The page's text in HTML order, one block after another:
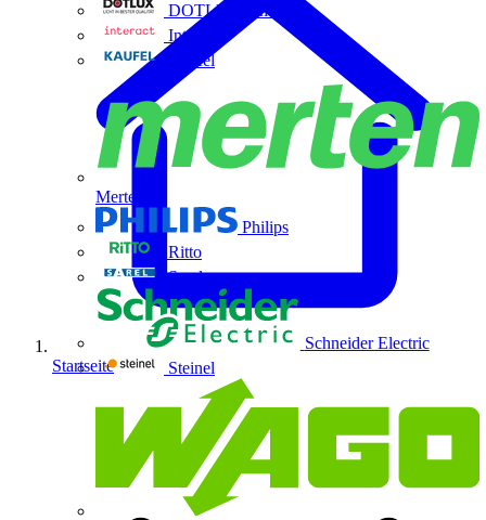
DOTLUX GmbH
Interact
Kaufel
Merten
Philips
Ritto
Sarel
Schneider Electric
Steinel
Startseite